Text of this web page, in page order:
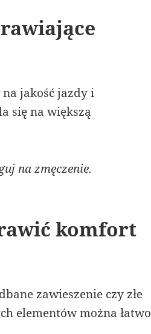
jakość jazdy i
się na większą
na zmęczenie.
komfort
zawieszenie czy złe
elementów można łatwo